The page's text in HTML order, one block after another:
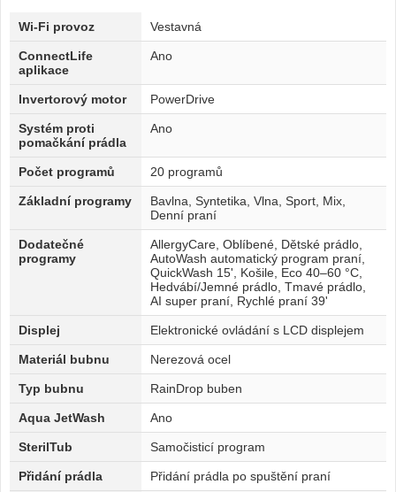
Wi-Fi provoz Vestavná
ConnectLife
aplikace
Ano
Invertorový motor PowerDrive
Systém proti
pomačkání prádla
Ano
Počet programů 20 programů
Základní programy
Bavlna, Syntetika, Vlna, Sport, Mix,
Denní praní
Dodatečné
programy
AllergyCare, Oblíbené, Dětské prádlo,
AutoWash automatický program praní,
QuickWash 15', Košile, Eco 40–60 °C,
Hedvábí/Jemné prádlo, Tmavé prádlo,
AI super praní, Rychlé praní 39'
Displej Elektronické ovládání s LCD displejem
Materiál bubnu Nerezová ocel
Typ bubnu RainDrop buben
Aqua JetWash Ano
SterilTub Samočisticí program
Přidání prádla Přidání prádla po spuštění praní